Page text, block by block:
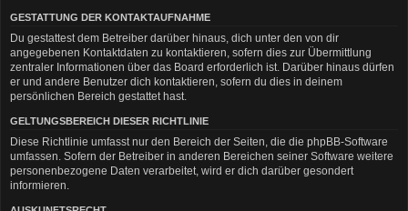
GESTATTUNG DER KONTAKTAUFNAHME
Du gestattest dem Betreiber darüber hinaus, dich unter den von dir
angegebenen Kontaktdaten zu kontaktieren, sofern dies zur Übermittlung
zentraler Informationen über das Board erforderlich ist. Darüber hinaus dürfen
er und andere Benutzer dich kontaktieren, sofern du dies in deinem
persönlichen Bereich gestattet hast.
GELTUNGSBEREICH DIESER RICHTLINIE
Diese Richtlinie umfasst nur den Bereich der Seiten, die die phpBB-Software
umfassen. Sofern der Betreiber in anderen Bereichen seiner Software weitere
personenbezogene Daten verarbeitet, wird er dich darüber gesondert
informieren.